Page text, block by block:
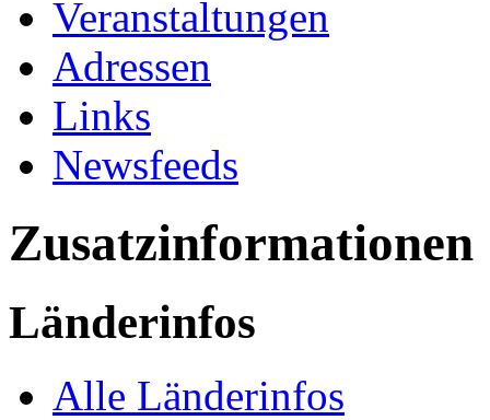
Veranstaltungen
Adressen
Links
Newsfeeds
Zusatzinformationen
Länderinfos
Alle Länderinfos